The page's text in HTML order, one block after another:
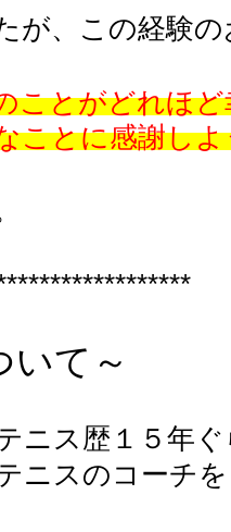
が、この経験
ことがどれほ
ことに感謝しよ
いて～
ニス歴１５年
ニスのコーチ